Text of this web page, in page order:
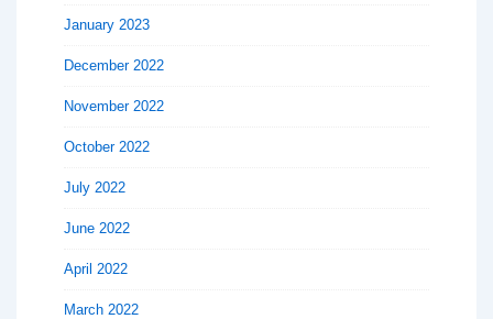
January 2023
December 2022
November 2022
October 2022
July 2022
June 2022
April 2022
March 2022